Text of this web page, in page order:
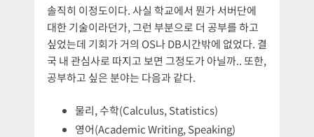
솔직히 이정도이다. 사실 학교에서 뭔가 서버단에
대한 기술이라던가, 그런 부분으로 더 공부를 하고
싶었는데 기회가 거의 OS나 DB시간밖에 없었다. 결
국 내 관심사로 따지고 보면 그정도가 아닐까.. 또한,
공부하고 싶은 분야는 다음과 같다.
물리, 수학(Calculus, Statistics)
영어(Academic Writing, Speaking)